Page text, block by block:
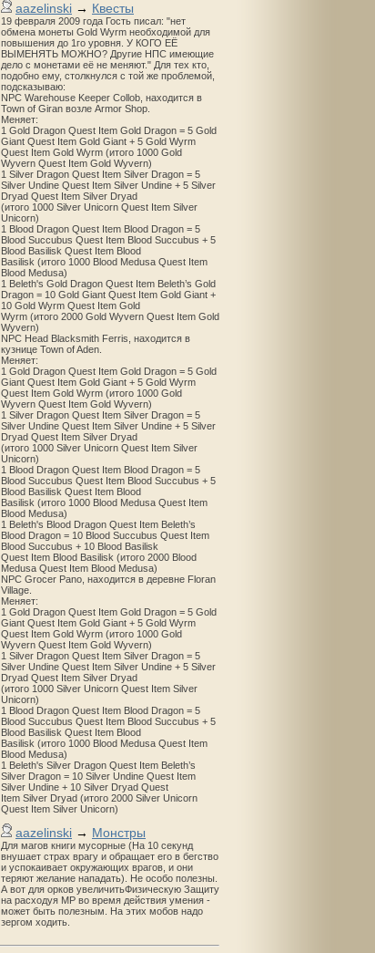
aazelinski → Квесты
19 февраля 2009 года Гость писал: "нет
обмена монеты Gold Wyrm необходимой для
повышения до 1го уровня. У КОГО ЕЁ
ВЫМЕНЯТЬ МОЖНО? Другие НПС имеющие
дело с монетами её не меняют." Для тех кто,
подобно ему, столкнулся с той же проблемой,
подсказываю:
NPC Warehouse Keeper Collob, находится в
Town of Giran возле Armor Shop.
Меняет:
1 Gold Dragon Quest Item Gold Dragon = 5 Gold
Giant Quest Item Gold Giant + 5 Gold Wyrm
Quest Item Gold Wyrm (итого 1000 Gold
Wyvern Quest Item Gold Wyvern)
1 Silver Dragon Quest Item Silver Dragon = 5
Silver Undine Quest Item Silver Undine + 5 Silver
Dryad Quest Item Silver Dryad
(итого 1000 Silver Unicorn Quest Item Silver
Unicorn)
1 Blood Dragon Quest Item Blood Dragon = 5
Blood Succubus Quest Item Blood Succubus + 5
Blood Basilisk Quest Item Blood
Basilisk (итого 1000 Blood Medusa Quest Item
Blood Medusa)
1 Beleth's Gold Dragon Quest Item Beleth’s Gold
Dragon = 10 Gold Giant Quest Item Gold Giant +
10 Gold Wyrm Quest Item Gold
Wyrm (итого 2000 Gold Wyvern Quest Item Gold
Wyvern)
NPC Head Blacksmith Ferris, находится в
кузнице Town of Aden.
Меняет:
1 Gold Dragon Quest Item Gold Dragon = 5 Gold
Giant Quest Item Gold Giant + 5 Gold Wyrm
Quest Item Gold Wyrm (итого 1000 Gold
Wyvern Quest Item Gold Wyvern)
1 Silver Dragon Quest Item Silver Dragon = 5
Silver Undine Quest Item Silver Undine + 5 Silver
Dryad Quest Item Silver Dryad
(итого 1000 Silver Unicorn Quest Item Silver
Unicorn)
1 Blood Dragon Quest Item Blood Dragon = 5
Blood Succubus Quest Item Blood Succubus + 5
Blood Basilisk Quest Item Blood
Basilisk (итого 1000 Blood Medusa Quest Item
Blood Medusa)
1 Beleth's Blood Dragon Quest Item Beleth’s
Blood Dragon = 10 Blood Succubus Quest Item
Blood Succubus + 10 Blood Basilisk
Quest Item Blood Basilisk (итого 2000 Blood
Medusa Quest Item Blood Medusa)
NPC Grocer Pano, находится в деревне Floran
Village.
Меняет:
1 Gold Dragon Quest Item Gold Dragon = 5 Gold
Giant Quest Item Gold Giant + 5 Gold Wyrm
Quest Item Gold Wyrm (итого 1000 Gold
Wyvern Quest Item Gold Wyvern)
1 Silver Dragon Quest Item Silver Dragon = 5
Silver Undine Quest Item Silver Undine + 5 Silver
Dryad Quest Item Silver Dryad
(итого 1000 Silver Unicorn Quest Item Silver
Unicorn)
1 Blood Dragon Quest Item Blood Dragon = 5
Blood Succubus Quest Item Blood Succubus + 5
Blood Basilisk Quest Item Blood
Basilisk (итого 1000 Blood Medusa Quest Item
Blood Medusa)
1 Beleth's Silver Dragon Quest Item Beleth’s
Silver Dragon = 10 Silver Undine Quest Item
Silver Undine + 10 Silver Dryad Quest
Item Silver Dryad (итого 2000 Silver Unicorn
Quest Item Silver Unicorn)
aazelinski → Монстры
Для магов книги мусорные (На 10 секунд
внушает страх врагу и обращает его в бегство
и успокаивает окружающих врагов, и они
теряют желание нападать). Не особо полезны.
А вот для орков увеличитьФизическую Защиту
на расходуя MP во время действия умения -
может быть полезным. На этих мобов надо
зергом ходить.